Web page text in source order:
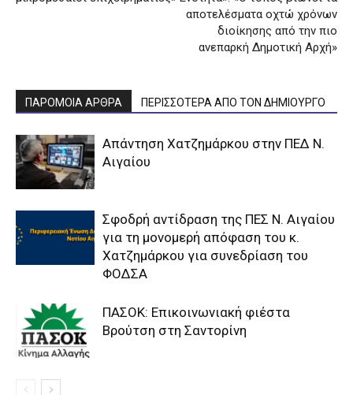
αποτελέσματα οχτώ χρόνων
διοίκησης από την πιο
ανεπαρκή Δημοτική Αρχή»
ΠΑΡΟΜΟΙΑ ΑΡΘΡΑ ΠΕΡΙΣΣΟΤΕΡΑ ΑΠΟ ΤΟΝ ΔΗΜΙΟΥΡΓΟ
Απάντηση Χατζημάρκου στην ΠΕΔ Ν.
Αιγαίου
Σφοδρή αντίδραση της ΠΕΣ Ν. Αιγαίου
για τη μονομερή απόφαση του κ.
Χατζημάρκου για συνεδρίαση του
ΦΟΔΣΑ
ΠΑΣΟΚ: Επικοινωνιακή φιέστα
Βρούτση στη Σαντορίνη